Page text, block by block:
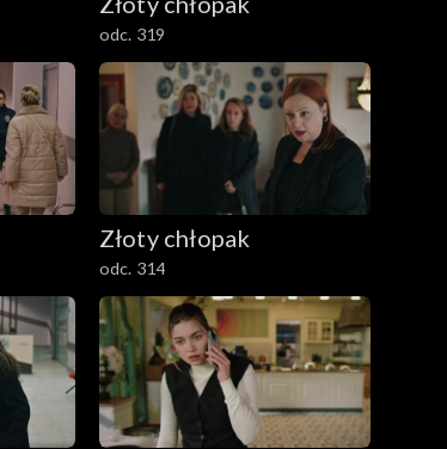
odc. 319
Złoty chłopak
odc. 314